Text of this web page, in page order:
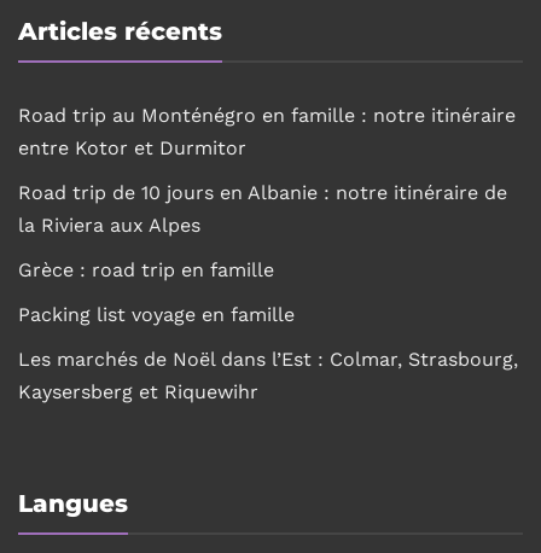
Articles récents
Road trip au Monténégro en famille : notre itinéraire
entre Kotor et Durmitor
Road trip de 10 jours en Albanie : notre itinéraire de
la Riviera aux Alpes
Grèce : road trip en famille
Packing list voyage en famille
Les marchés de Noël dans l’Est : Colmar, Strasbourg,
Kaysersberg et Riquewihr
Langues